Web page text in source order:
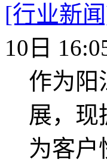
[行业新
10日
作为阳
展，现
为客户